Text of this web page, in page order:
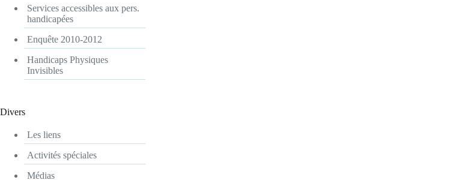
Services accessibles aux pers.
handicapées
Enquête 2010-2012
Handicaps Physiques
Invisibles
Divers
Les liens
Activités spéciales
Médias